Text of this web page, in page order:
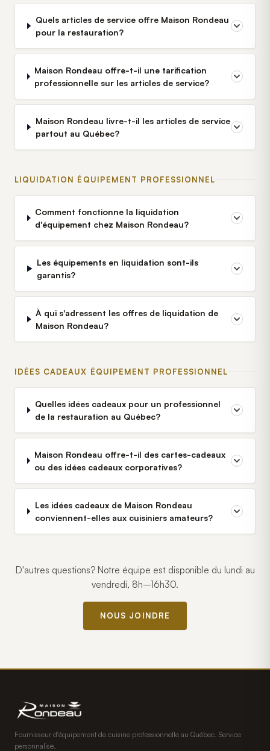
Quels articles de service offre Maison Rondeau
pour la restauration?
Maison Rondeau offre-t-il une tarification
professionnelle sur les articles de service?
Maison Rondeau livre-t-il les articles de service
partout au Québec?
LIQUIDATION ÉQUIPEMENT PROFESSIONNEL
Comment fonctionne la liquidation
d'équipement chez Maison Rondeau?
Les équipements en liquidation sont-ils
garantis?
À qui s'adressent les offres de liquidation de
Maison Rondeau?
IDÉES CADEAUX ÉQUIPEMENT PROFESSIONNEL
Quelles idées cadeaux pour un professionnel
de la restauration au Québec?
Maison Rondeau offre-t-il des cartes-cadeaux
ou des idées cadeaux corporatives?
Les idées cadeaux de Maison Rondeau
conviennent-elles aux cuisiniers amateurs?
D'autres questions? Notre équipe est disponible du lundi au
vendredi, 8h–16h30.
NOUS JOINDRE
Fournisseur d'équipement de cuisine professionnelle au Québec. Service
personnalisé.